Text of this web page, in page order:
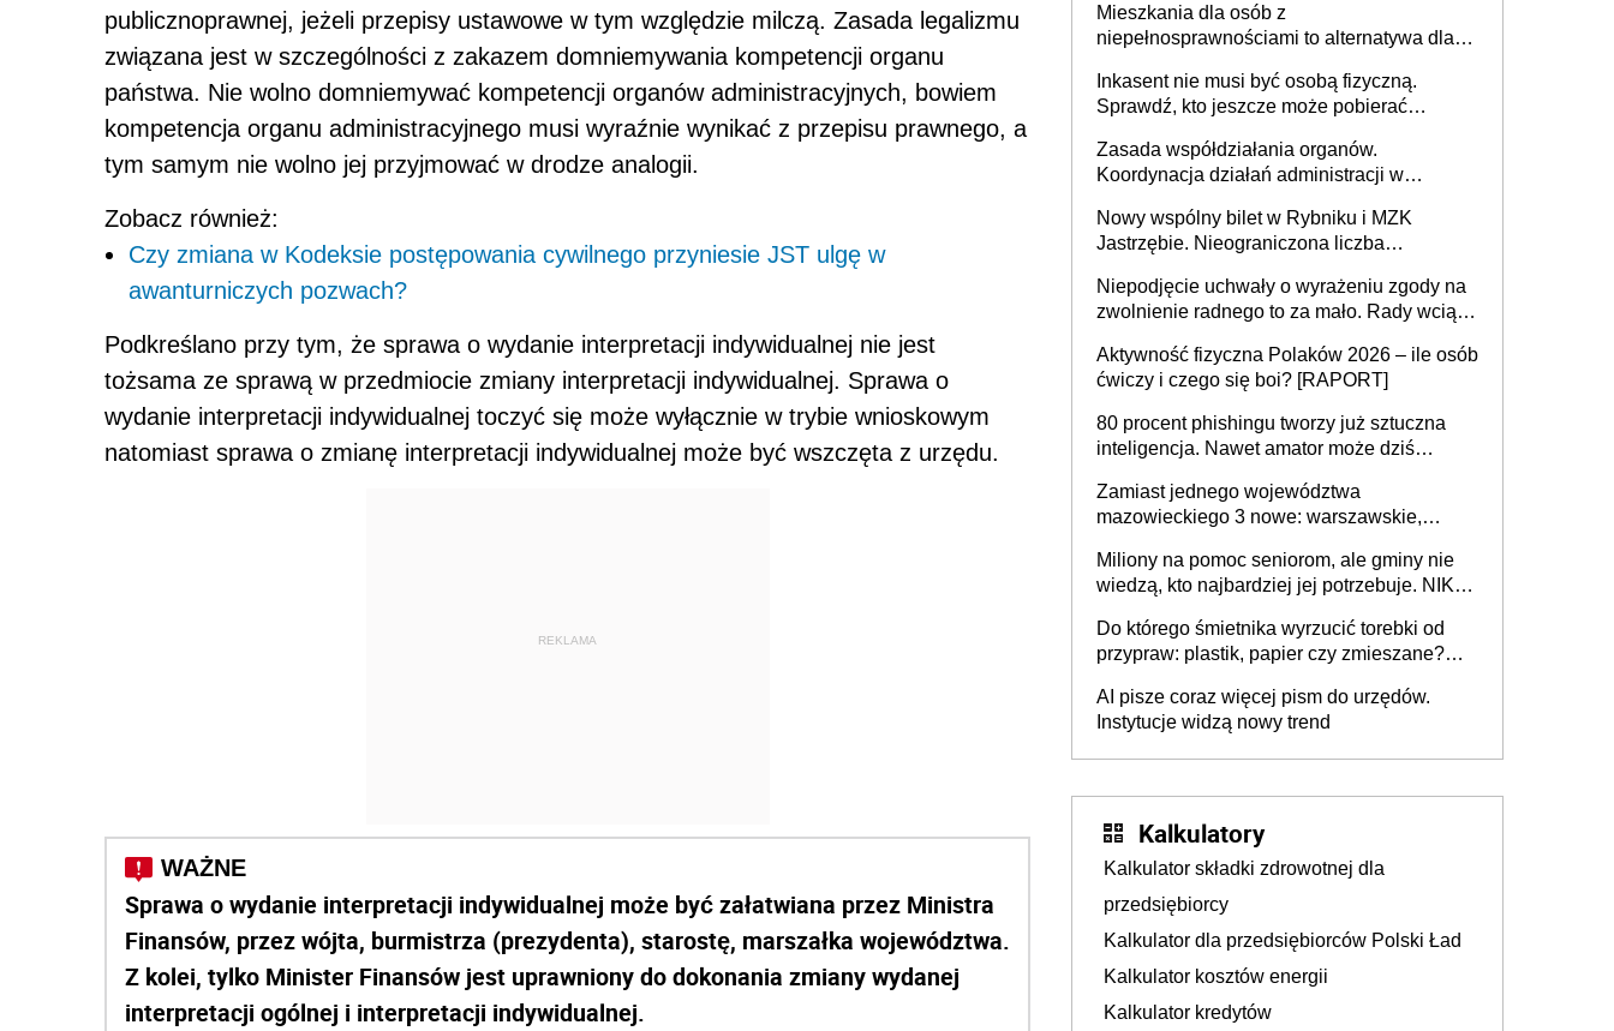
publicznoprawnej, jeżeli przepisy ustawowe w tym względzie milczą. Zasada legalizmu
związana jest w szczególności z zakazem domniemywania kompetencji organu
państwa. Nie wolno domniemywać kompetencji organów administracyjnych, bowiem
kompetencja organu administracyjnego musi wyraźnie wynikać z przepisu prawnego, a
tym samym nie wolno jej przyjmować w drodze analogii.
Zobacz również:
Czy zmiana w Kodeksie postępowania cywilnego przyniesie JST ulgę w
awanturniczych pozwach?
Podkreślano przy tym, że sprawa o wydanie interpretacji indywidualnej nie jest
tożsama ze sprawą w przedmiocie zmiany interpretacji indywidualnej. Sprawa o
wydanie interpretacji indywidualnej toczyć się może wyłącznie w trybie wnioskowym
natomiast sprawa o zmianę interpretacji indywidualnej może być wszczęta z urzędu.
REKLAMA
Sprawa o wydanie interpretacji indywidualnej może być załatwiana przez Ministra
Finansów, przez wójta, burmistrza (prezydenta), starostę, marszałka województwa.
Z kolei, tylko Minister Finansów jest uprawniony do dokonania zmiany wydanej
interpretacji ogólnej i interpretacji indywidualnej.
Mieszkania dla osób z
niepełnosprawnościami to alternatywa dla
samodzielnie lub z rodziną
Inkasent nie musi być osobą fizyczną.
Sprawdź, kto jeszcze może pobierać
Zasada współdziałania organów.
Koordynacja działań administracji w
Nowy wspólny bilet w Rybniku i MZK
Jastrzębie. Nieograniczona liczba
Niepodjęcie uchwały o wyrażeniu zgody na
zwolnienie radnego to za mało. Rady wciąż
rozstrzygać sprawy
Aktywność fizyczna Polaków 2026 – ile osób
ćwiczy i czego się boi? [RAPORT]
80 procent phishingu tworzy już sztuczna
inteligencja. Nawet amator może dziś
Zamiast jednego województwa
mazowieckiego 3 nowe: warszawskie,
Europie nie ma tak dużych jednostek
stołecznych
Miliony na pomoc seniorom, ale gminy nie
wiedzą, kto najbardziej jej potrzebuje. NIK
Do którego śmietnika wyrzucić torebki od
przypraw: plastik, papier czy zmieszane?
AI pisze coraz więcej pism do urzędów.
Instytucje widzą nowy trend
Kalkulatory
Kalkulator składki zdrowotnej dla
przedsiębiorcy
Kalkulator dla przedsiębiorców Polski Ład
Kalkulator kosztów energii
Kalkulator kredytów